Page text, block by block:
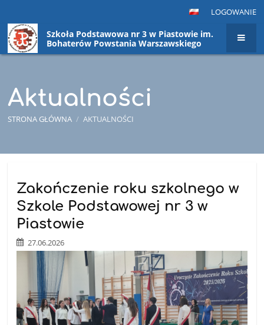
LOGOWANIE
Szkoła Podstawowa nr 3 w Piastowie im.
Bohaterów Powstania Warszawskiego
Aktualności
STRONA GŁÓWNA / AKTUALNOŚCI
Zakończenie roku szkolnego w
Szkole Podstawowej nr 3 w
Piastowie
27.06.2026